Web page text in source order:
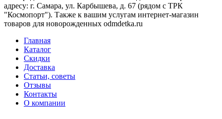
адресу: г. Самара, ул. Карбышева, д. 67 (рядом с ТРК
"Космопорт"). Также к вашим услугам интернет-магазин
товаров для новорожденных odmdetka.ru
Главная
Каталог
Скидки
Доставка
Статьи, советы
Отзывы
Контакты
О компании